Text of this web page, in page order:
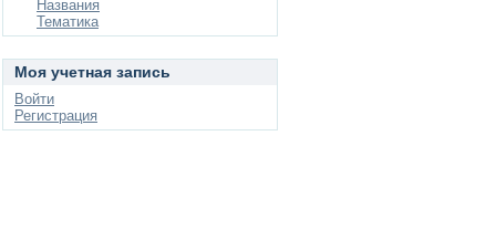
Названия
Тематика
Моя учетная запись
Войти
Регистрация